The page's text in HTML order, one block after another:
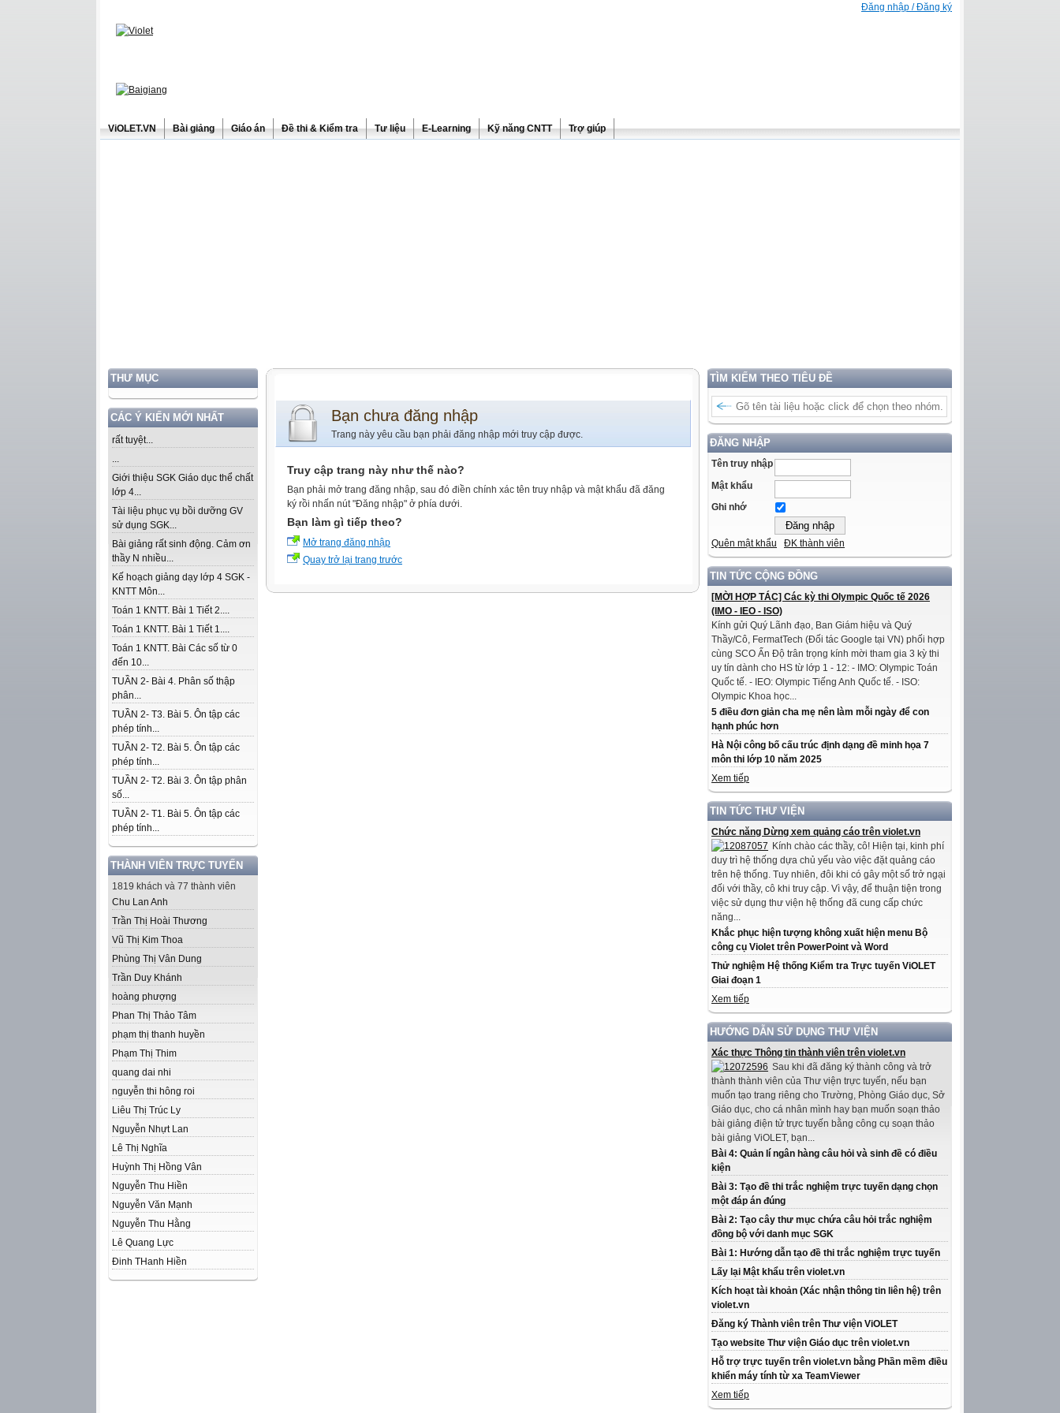
Đăng nhập / Đăng ký
ViOLET.VN Bài giảng Giáo án Đề thi & Kiểm tra Tư liệu E-Learning Kỹ năng CNTT Trợ giúp
THƯ MỤC
CÁC Ý KIẾN MỚI NHẤT
rất tuyệt...
...
Giới thiệu SGK Giáo dục thể chất
lớp 4...
Tài liệu phục vụ bồi dưỡng GV
sử dụng SGK...
Bài giảng rất sinh động. Cảm ơn
thầy N nhiều...
Kế hoạch giảng dạy lớp 4 SGK -
KNTT Môn...
Toán 1 KNTT. Bài 1 Tiết 2....
Toán 1 KNTT. Bài 1 Tiết 1....
Toán 1 KNTT. Bài Các số từ 0
đến 10...
TUẦN 2- Bài 4. Phân số thập
phân...
TUẦN 2- T3. Bài 5. Ôn tập các
phép tính...
TUẦN 2- T2. Bài 5. Ôn tập các
phép tính...
TUẦN 2- T2. Bài 3. Ôn tập phân
số...
TUẦN 2- T1. Bài 5. Ôn tập các
phép tính...
THÀNH VIÊN TRỰC TUYẾN
1819 khách và 77 thành viên
Chu Lan Anh
Trần Thị Hoài Thương
Vũ Thị Kim Thoa
Phùng Thị Vân Dung
Trần Duy Khánh
hoàng phượng
Phan Thị Thảo Tâm
phạm thị thanh huyền
Phạm Thị Thim
quang dai nhi
nguyễn thi hông roi
Liêu Thị Trúc Ly
Nguyễn Nhựt Lan
Lê Thị Nghĩa
Huỳnh Thị Hồng Vân
Nguyễn Thu Hiền
Nguyễn Văn Mạnh
Nguyễn Thu Hằng
Lê Quang Lực
Đinh THanh Hiền
TÌM KIẾM THEO TIÊU ĐỀ
ĐĂNG NHẬP
Tên truy nhập
Mật khẩu
Ghi nhớ
Quên mật khẩu ĐK thành viên
TIN TỨC CỘNG ĐỒNG
[MỜI HỢP TÁC] Các kỳ thi Olympic Quốc tế 2026
(IMO - IEO - ISO)
Kính gửi Quý Lãnh đạo, Ban Giám hiệu và Quý
Thầy/Cô, FermatTech (Đối tác Google tại VN) phối hợp
cùng SCO Ấn Độ trân trọng kính mời tham gia 3 kỳ thi
uy tín dành cho HS từ lớp 1 - 12: - IMO: Olympic Toán
Quốc tế. - IEO: Olympic Tiếng Anh Quốc tế. - ISO:
Olympic Khoa học...
5 điều đơn giản cha mẹ nên làm mỗi ngày để con
hạnh phúc hơn
Hà Nội công bố cấu trúc định dạng đề minh họa 7
môn thi lớp 10 năm 2025
Xem tiếp
TIN TỨC THƯ VIỆN
Chức năng Dừng xem quảng cáo trên violet.vn
Kính chào các thầy, cô! Hiện tại, kinh phí
duy trì hệ thống dựa chủ yếu vào việc đặt quảng cáo
trên hệ thống. Tuy nhiên, đôi khi có gây một số trở ngại
đối với thầy, cô khi truy cập. Vì vậy, để thuận tiện trong
việc sử dụng thư viện hệ thống đã cung cấp chức
năng...
Khắc phục hiện tượng không xuất hiện menu Bộ
công cụ Violet trên PowerPoint và Word
Thử nghiệm Hệ thống Kiểm tra Trực tuyến ViOLET
Giai đoạn 1
Xem tiếp
HƯỚNG DẪN SỬ DỤNG THƯ VIỆN
Xác thực Thông tin thành viên trên violet.vn
Sau khi đã đăng ký thành công và trở
thành thành viên của Thư viện trực tuyến, nếu bạn
muốn tạo trang riêng cho Trường, Phòng Giáo dục, Sở
Giáo dục, cho cá nhân mình hay bạn muốn soạn thảo
bài giảng điện tử trực tuyến bằng công cụ soạn thảo
bài giảng ViOLET, bạn...
Bài 4: Quản lí ngân hàng câu hỏi và sinh đề có điều
kiện
Bài 3: Tạo đề thi trắc nghiệm trực tuyến dạng chọn
một đáp án đúng
Bài 2: Tạo cây thư mục chứa câu hỏi trắc nghiệm
đồng bộ với danh mục SGK
Bài 1: Hướng dẫn tạo đề thi trắc nghiệm trực tuyến
Lấy lại Mật khẩu trên violet.vn
Kích hoạt tài khoản (Xác nhận thông tin liên hệ) trên
violet.vn
Đăng ký Thành viên trên Thư viện ViOLET
Tạo website Thư viện Giáo dục trên violet.vn
Hỗ trợ trực tuyến trên violet.vn bằng Phần mềm điều
khiển máy tính từ xa TeamViewer
Xem tiếp
Bạn chưa đăng nhập
Trang này yêu cầu bạn phải đăng nhập mới truy cập được.
Truy cập trang này như thế nào?
Bạn phải mở trang đăng nhập, sau đó điền chính xác tên truy nhập và mật khẩu đã đăng
ký rồi nhấn nút "Đăng nhập" ở phía dưới.
Bạn làm gì tiếp theo?
Mở trang đăng nhập
Quay trở lại trang trước